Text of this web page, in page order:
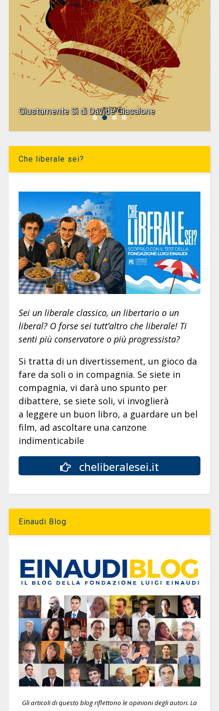
Giustamente Sì di Davide Giacalone
Che liberale sei?
Sei un liberale classico, un libertario o un
liberal? O forse sei tutt’altro che liberale! Ti
senti più conservatore o più progressista?
Si tratta di un divertissement, un gioco da
fare da soli o in compagnia. Se siete in
compagnia, vi darà uno spunto per
dibattere, se siete soli, vi invoglierà
a leggere un buon libro, a guardare un bel
film, ad ascoltare una canzone
indimenticabile
cheliberalesei.it
Einaudi Blog
Gli articoli di questo blog riflettono le opinioni degli autori. La